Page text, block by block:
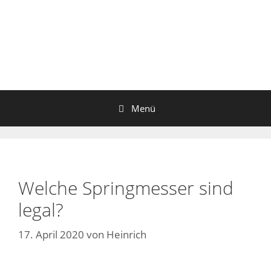
Menü
Welche Springmesser sind
legal?
17. April 2020 von Heinrich